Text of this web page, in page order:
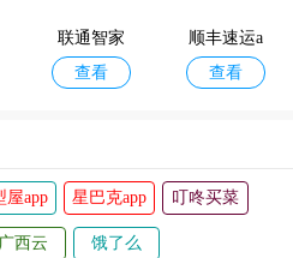
联通智家
查看
顺丰速运a
pp
查看
屋app 星巴克app 叮咚买菜
广西云 饿了么